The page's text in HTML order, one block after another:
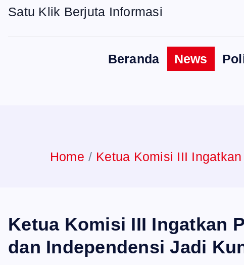
Satu Klik Berjuta Informasi
Beranda News
Home Ketua Komisi III
Ketua Komisi III Ingatkan
dan Independensi Jadi